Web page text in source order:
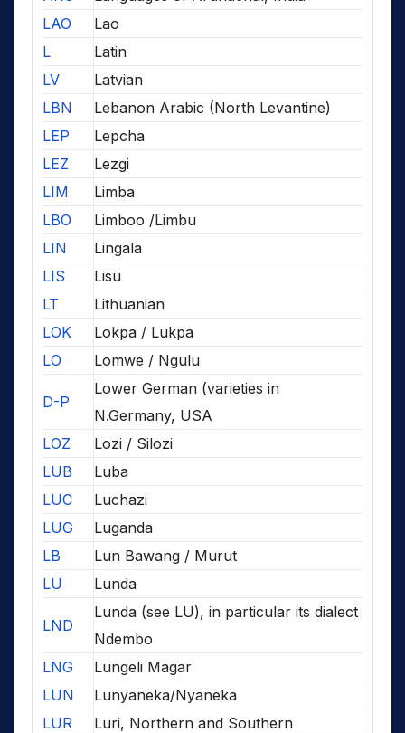
LAO
Lao
L
Latin
LV
Latvian
LBN
Lebanon Arabic (North Levantine)
LEP
Lepcha
LEZ
Lezgi
LIM
Limba
LBO
Limboo /Limbu
LIN
Lingala
LIS
Lisu
LT
Lithuanian
LOK
Lokpa / Lukpa
LO
Lomwe / Ngulu
D-P
Lower German (varieties in
N.Germany, USA
LOZ
Lozi / Silozi
LUB
Luba
LUC
Luchazi
LUG
Luganda
LB
Lun Bawang / Murut
LU
Lunda
LND
Lunda (see LU), in particular its dialect
Ndembo
LNG
Lungeli Magar
LUN
Lunyaneka/Nyaneka
LUR
Luri, Northern and Southern